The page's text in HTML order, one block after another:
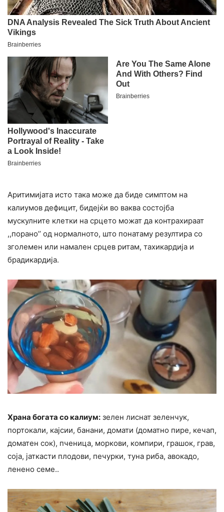
Аритимијата исто така може да биде симптом на
калиумов дефицит, бидејќи во ваква состојба
мускулните клетки на срцето можат да контрахираат
,,порано’’ од нормалното, што понатаму резултира со
зголемен или намален срцев ритам, тахикардија и
брадикардија.
Храна богата со калиум: зелен лиснат зеленчук,
портокали, кајсии, банани, домати (доматно пире, кечап,
доматен сок), пченица, моркови, компири, грашок, грав,
соја, јаткасти плодови, печурки, туна риба, авокадо,
ленено семе..